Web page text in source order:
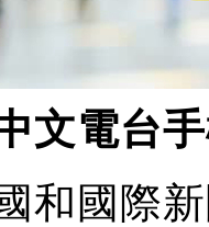
文電台
和國際